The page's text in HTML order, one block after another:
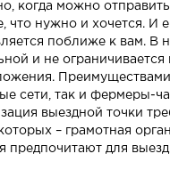
когда можно
что нужно и хочется. И
поближе к вам. В
и не
сети, так и фермеры-
выездной точки
– грамотная
предпочитают для